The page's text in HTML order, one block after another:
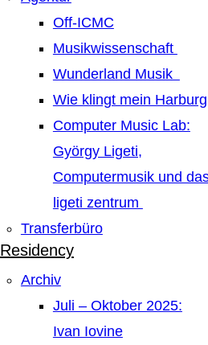
Off-ICMC
Musikwissenschaft
Wunderland Musik
Wie klingt mein Harburg
Computer Music Lab:
György Ligeti,
Computermusik und
ligeti zentrum
Transferbüro
Residency
Archiv
Juli – Oktober 2025:
Ivan Iovine